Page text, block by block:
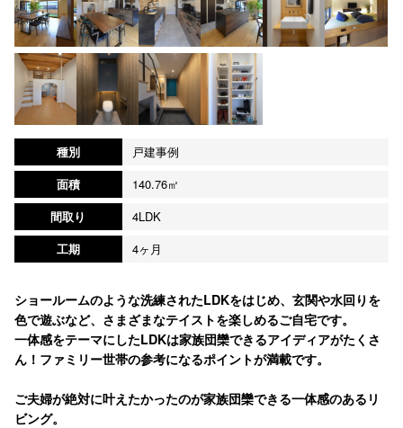
種別
戸建事例
面積
140.76㎡
間取り
4LDK
工期
4ヶ月
ショールームのような洗練されたLDKをはじめ、玄関や水回りを
色で遊ぶなど、さまざまなテイストを楽しめるご自宅です。
一体感をテーマにしたLDKは家族団欒できるアイディアがたくさ
ん！ファミリー世帯の参考になるポイントが満載です。
ご夫婦が絶対に叶えたかったのが家族団欒できる一体感のあるリ
ビング。